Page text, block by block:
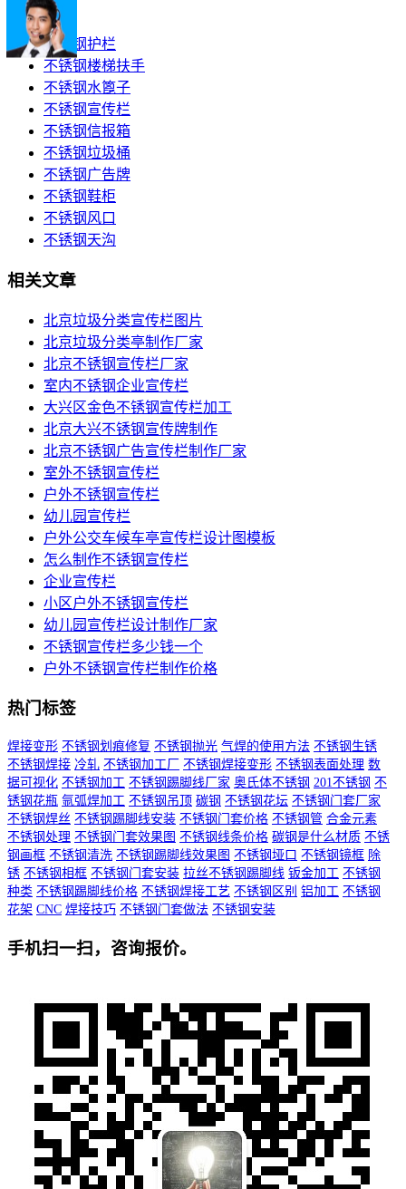
产品分类
不锈钢护栏
不锈钢楼梯扶手
不锈钢水篦子
不锈钢宣传栏
不锈钢信报箱
不锈钢垃圾桶
不锈钢广告牌
不锈钢鞋柜
不锈钢风口
不锈钢天沟
相关文章
北京垃圾分类宣传栏图片
北京垃圾分类亭制作厂家
北京不锈钢宣传栏厂家
室内不锈钢企业宣传栏
大兴区金色不锈钢宣传栏加工
北京大兴不锈钢宣传牌制作
北京不锈钢广告宣传栏制作厂家
室外不锈钢宣传栏
户外不锈钢宣传栏
幼儿园宣传栏
户外公交车候车亭宣传栏设计图模板
怎么制作不锈钢宣传栏
企业宣传栏
小区户外不锈钢宣传栏
幼儿园宣传栏设计制作厂家
不锈钢宣传栏多少钱一个
户外不锈钢宣传栏制作价格
热门标签
焊接变形 不锈钢划痕修复 不锈钢抛光 气焊的使用方法 不锈钢生锈
不锈钢焊接 冷轧 不锈钢加工厂 不锈钢焊接变形 不锈钢表面处理 数
据可视化 不锈钢加工 不锈钢踢脚线厂家 奥氏体不锈钢 201不锈钢 不
锈钢花瓶 氩弧焊加工 不锈钢吊顶 碳钢 不锈钢花坛 不锈钢门套厂家
不锈钢焊丝 不锈钢踢脚线安装 不锈钢门套价格 不锈钢管 合金元素
不锈钢处理 不锈钢门套效果图 不锈钢线条价格 碳钢是什么材质 不锈
钢画框 不锈钢清洗 不锈钢踢脚线效果图 不锈钢垭口 不锈钢镜框 除
锈 不锈钢相框 不锈钢门套安装 拉丝不锈钢踢脚线 钣金加工 不锈钢
种类 不锈钢踢脚线价格 不锈钢焊接工艺 不锈钢区别 铝加工 不锈钢
花架 CNC 焊接技巧 不锈钢门套做法 不锈钢安装
手机扫一扫，咨询报价。